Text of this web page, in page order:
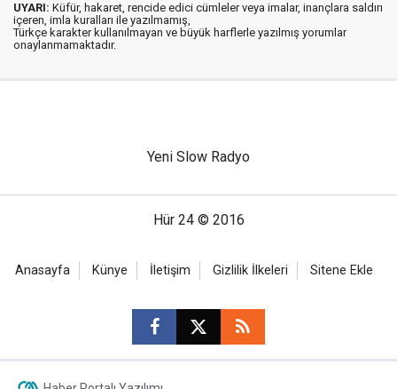
UYARI: Küfür, hakaret, rencide edici cümleler veya imalar, inançlara saldırı
içeren, imla kuralları ile yazılmamış,
Türkçe karakter kullanılmayan ve büyük harflerle yazılmış yorumlar
onaylanmamaktadır.
Yeni Slow Radyo
Hür 24 © 2016
Anasayfa Künye İletişim Gizlilik İlkeleri Sitene Ekle